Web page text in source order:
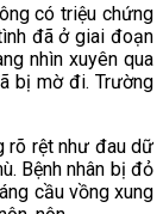
có triệu chứng
đã ở giai đoạn
nhìn xuyên qua
bị mờ đi. Trường
rõ rệt như đau dữ
Bệnh nhân bị đỏ
cầu vồng xung